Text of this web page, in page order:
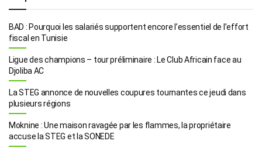
BAD : Pourquoi les salariés supportent encore l’essentiel de l’effort
fiscal en Tunisie
Ligue des champions – tour préliminaire : Le Club Africain face au
Djoliba AC
La STEG annonce de nouvelles coupures tournantes ce jeudi dans
plusieurs régions
Moknine : Une maison ravagée par les flammes, la propriétaire
accuse la STEG et la SONEDE